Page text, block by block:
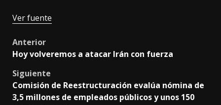
Ver fuente
Post
navigation
Anterior
Hoy volveremos a atacar Irán con fuerza
Siguiente
Comisión de Reestructuración evalúa nómina de
3,5 millones de empleados públicos y unos 150